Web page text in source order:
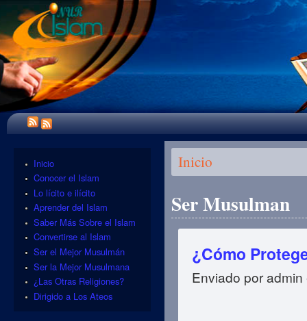
Se encuentra usted aquí
Inicio
Ser Musulman
¿Cómo
Enviado poradmin
Inicio
Conocer el Islam
Lo lícito e ilícito
Aprender del Islam
Saber Más Sobre el Islam
Convertirse al Islam
Ser el Mejor Musulmán
Ser la Mejor Musulmana
¿Las Otras Religiones?
Dirigido a Los Ateos